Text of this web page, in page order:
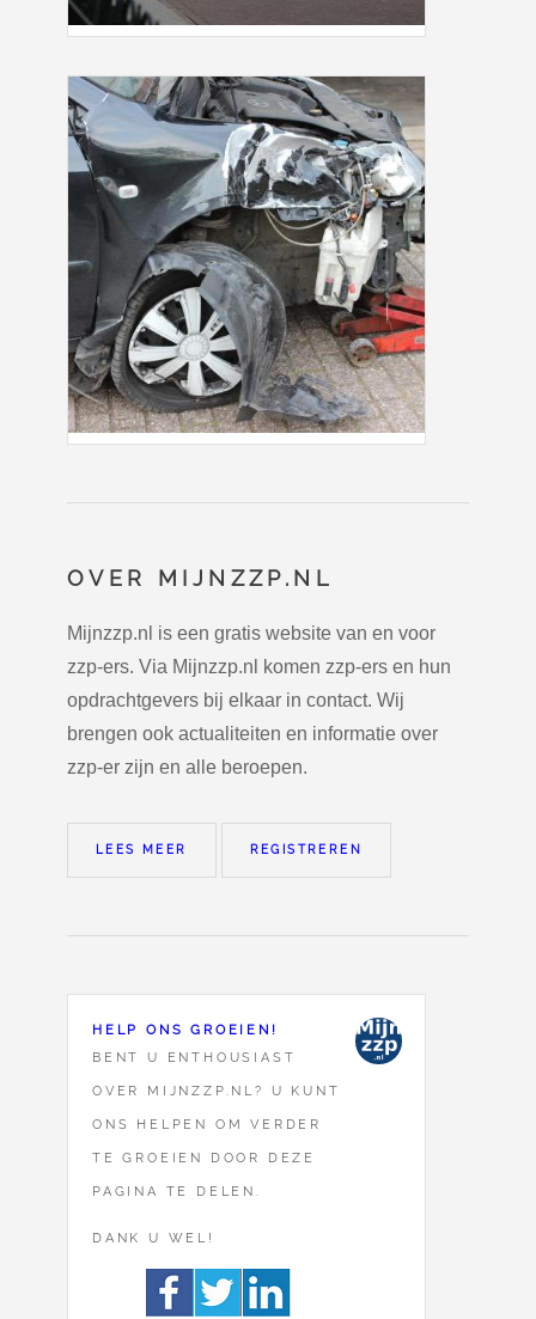
OVER MIJNZZP.NL
Mijnzzp.nl is een gratis website van en voor
zzp-ers. Via Mijnzzp.nl komen zzp-ers en hun
opdrachtgevers bij elkaar in contact. Wij
brengen ook actualiteiten en informatie over
zzp-er zijn en alle beroepen.
LEES MEER REGISTREREN
HELP ONS GROEIEN!
BENT U ENTHOUSIAST
OVER MIJNZZP.NL? U KUNT
ONS HELPEN OM VERDER
TE GROEIEN DOOR DEZE
PAGINA TE DELEN.
DANK U WEL!